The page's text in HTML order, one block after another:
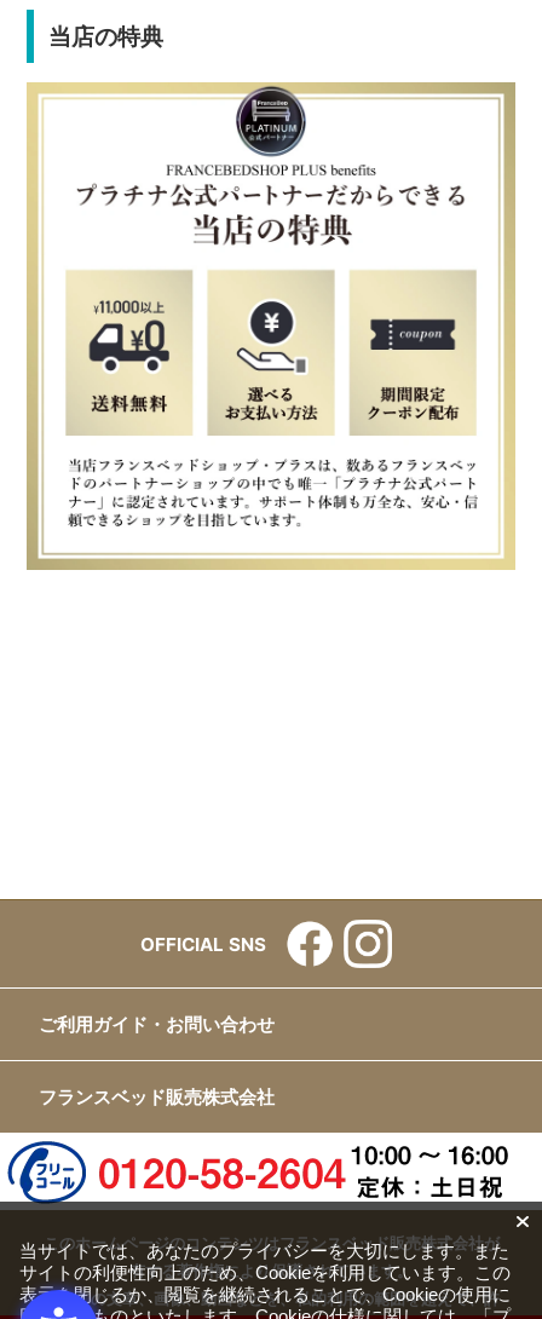
当店の特典
OFFICIAL SNS
ご利用ガイド・お問い合わせ
フランスベッド販売株式会社
このホームページのコンテンツはフランスベッド販売株式会社が
有する著作権により保護されています。
すべての文章、画像、動画などを、私的利用の範囲を超えて、許
当サイトでは、あなたのプライバシーを大切にします。また
サイトの利便性向上のため、Cookieを利用しています。この
表示を閉じるか、閲覧を継続されることで、Cookieの使用に